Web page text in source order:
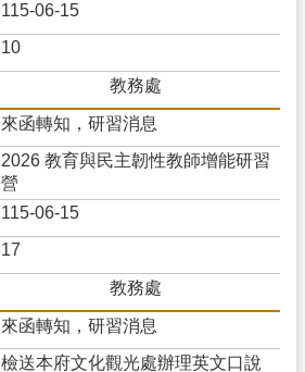
115-06-15
10
教務處
來函轉知，研習消息
2026 教育與民主韌性教師增能研習
營
115-06-15
17
教務處
來函轉知，研習消息
檢送本府文化觀光處辦理英文口說